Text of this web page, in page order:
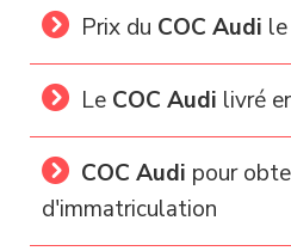
Prix du COC Audi
Le COC Audi livré
COC Audi pour
d'immatriculation